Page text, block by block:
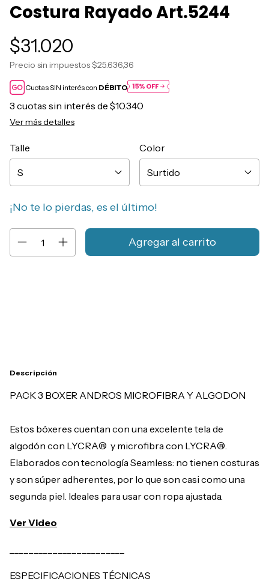
Costura Rayado Art.5244
$31.020
Precio sin impuestos$25.636,36
Cuotas SIN interés con DÉBITO
3 cuotas sin interés de $10.340
Ver más detalles
Talle Color
¡No te lo pierdas, es el último!
Descripción
PACK 3 BOXER ANDROS MICROFIBRA Y ALGODON
Estos bóxeres cuentan con una excelente tela de
algodón con LYCRA® y microfibra con LYCRA®.
Elaborados con tecnología Seamless: no tienen costuras
y son súper adherentes, por lo que son casi como una
segunda piel. Ideales para usar con ropa ajustada.
Ver Video
ESPECIFICACIONES TÉCNICAS